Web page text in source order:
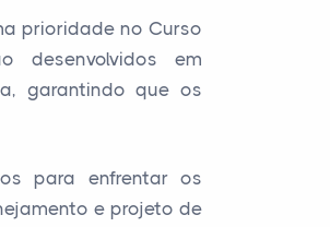
prioridade no Curso
desenvolvidos em
garantindo que os
para enfrentar os
e projeto de